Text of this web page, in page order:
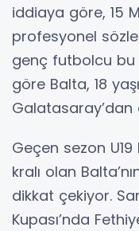
iddiaya göre, 15
profesyonel
genç futbolcu bu
göre Balta, 18
Galatasaray’dan
Geçen sezon
kralı olan
dikkat çekiyor.
Kupası’nda